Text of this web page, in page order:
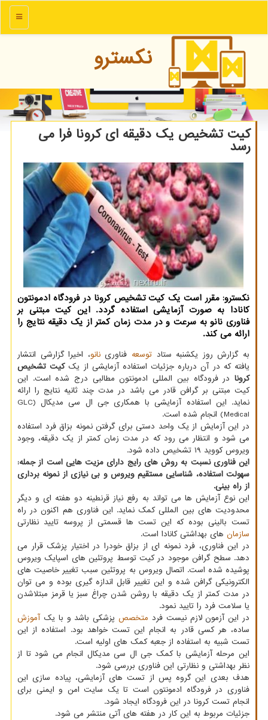
منو
نكسترو
كیت تشخیص یك دقیقه ای كرونا فرا می
رسد
نكسترو: مقرر است یك كیت تشخیص كرونا در فرودگاه ادمونتون
كانادا به صورت آزمایشی استفاده گردد. این كیت مبتنی بر
فناوری نانو به سرعت و در مدت زمان كمتر از یك دقیقه نتایج را
ارائه می كند.
به گزارش روز یکشنبه ستاد توسعه فناورینانو، اخیرا گزارشی انتشار
یافته که در آن درباره جزئیات استفاده آزمایشی از یککیت تشخیص
کرونا در فرودگاه بین المللی ادمونتون مطالبی درج شده است. این
کیت مبتنی بر گرافن قادر می باشد در مدت چند ثانیه نتایج را ارائه
نماید. این استفاده آزمایشی با همکاری جی ال سی مدیکال (GLC
Medical) انجام شده است.
در این آزمایش از یک واحد دستی برای گرفتن نمونه بزاق فرد استفاده
می شود و انتظار می رود که در مدت زمان کمتر از یک دقیقه، وجود
ویروس کووید ۱۹ تشخیص داده شود.
این فناوری نسبت به روش های رایج دارای مزیت هایی است از جمله:
سهولت استفاده، شناسایی مستقیم ویروس و بی نیازی از نمونه برداری
از راه بینی.
این نوع آزمایش ها می تواند به رفع نیاز قرنطینه دو هفته ای و دیگر
محدودیت های بین المللی کمک نماید. این فناوری هم اکنون در راه
تست بالینی بوده که این تست ها قسمتی از پروسه تایید نظارتی
سازمان های بهداشتی کانادا است.
در این فناوری، فرد نمونه ای از بزاق خودرا در اختیار پزشک قرار می
دهد. سطح گرافن موجود در کیت توسط پروتئین های اسپایک ویروس
پوشیده شده است. اتصال ویروس به پروتئین سبب تغییر خاصیت های
الکترونیکی گرافن شده و این تغییر قابل اندازه گیری بوده و می توان
در مدت کمتر از یک دقیقه با روشن شدن چراغ سبز یا قرمز مبتلاشدن
یا سلامت فرد را تایید نمود.
در این آزمون لازم نیست فرد متخصص پزشکی باشد و با یکآموزش
ساده، هر کسی قادر به انجام این تست خواهد بود. استفاده از این
تست شبیه به استفاده از جعبه کمک های اولیه است.
این مرحله آزمایشی با کمک جی ال سی مدیکال انجام می شود تا از
نظر بهداشتی و نظارتی این فناوری بررسی شود.
هدف بعدی این گروه پس از تست های آزمایشی، پیاده سازی این
فناوری در فرودگاه ادمونتون است تا یک سایت امن و ایمنی برای
انجام تست کرونا در این فرودگاه ایجاد شود.
جزئیات مربوط به این کار در هفته های آتی منتشر می شود.